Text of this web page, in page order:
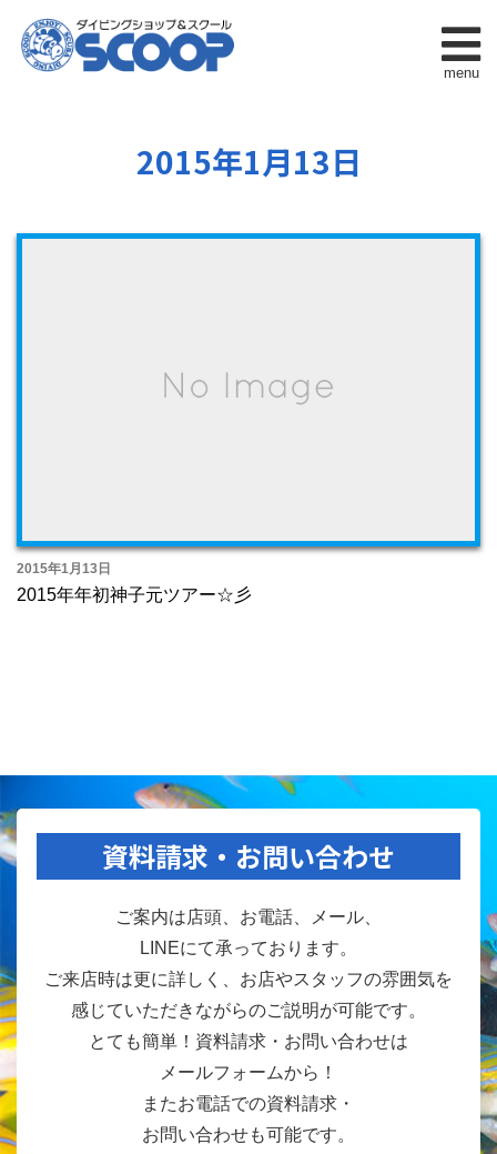
menu
2015年1月13日
2015年1月13日
2015年年初神子元ツアー☆彡
資料請求・お問い合わせ
ご案内は店頭、お電話、メール、
LINEにて承っております。
ご来店時は更に詳しく、お店やスタッフの雰囲気を
感じていただきながらのご説明が可能です。
とても簡単！資料請求・お問い合わせは
メールフォームから！
またお電話での資料請求・
お問い合わせも可能です。